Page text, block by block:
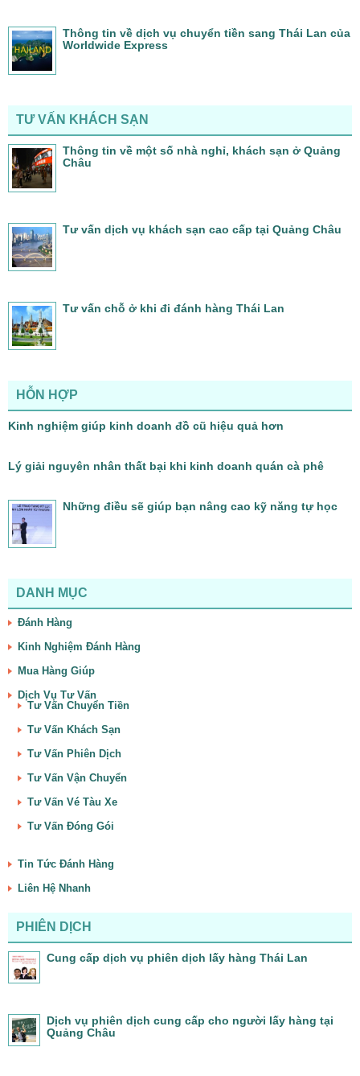
Thông tin về dịch vụ chuyển tiền sang Thái Lan của
Worldwide Express
TƯ VẤN KHÁCH SẠN
Thông tin về một số nhà nghỉ, khách sạn ở Quảng
Châu
Tư vấn dịch vụ khách sạn cao cấp tại Quảng Châu
Tư vấn chỗ ở khi đi đánh hàng Thái Lan
HỖN HỢP
Kinh nghiệm giúp kinh doanh đồ cũ hiệu quả hơn
Lý giải nguyên nhân thất bại khi kinh doanh quán cà phê
Những điều sẽ giúp bạn nâng cao kỹ năng tự học
DANH MỤC
Đánh Hàng
Kinh Nghiệm Đánh Hàng
Mua Hàng Giúp
Dịch Vụ Tư Vấn
Tư Vấn Chuyển Tiền
Tư Vấn Khách Sạn
Tư Vấn Phiên Dịch
Tư Vấn Vận Chuyển
Tư Vấn Vé Tàu Xe
Tư Vấn Đóng Gói
Tin Tức Đánh Hàng
Liên Hệ Nhanh
PHIÊN DỊCH
Cung cấp dịch vụ phiên dịch lấy hàng Thái Lan
Dịch vụ phiên dịch cung cấp cho người lấy hàng tại
Quảng Châu